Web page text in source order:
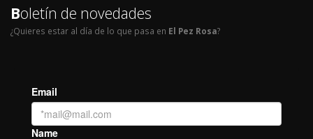
Boletín de novedades
¿Quieres estar al día de lo que pasa en El Pez Rosa?